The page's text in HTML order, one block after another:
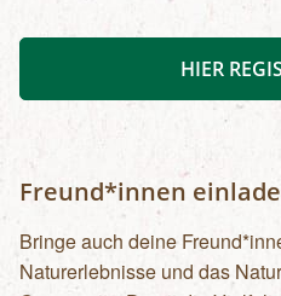
HIER
Freund*innen
Bringe auch deine
Naturerlebnisse und das